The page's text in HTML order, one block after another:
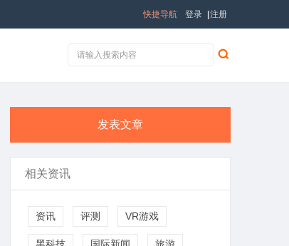
登录 注册
快捷导航
发表文章
相关资讯
资讯 评测 VR游戏